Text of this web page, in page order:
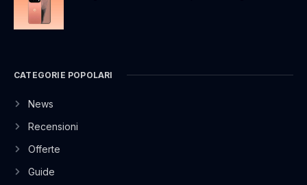
CATEGORIE POPOLARI
News
Recensioni
Offerte
Guide